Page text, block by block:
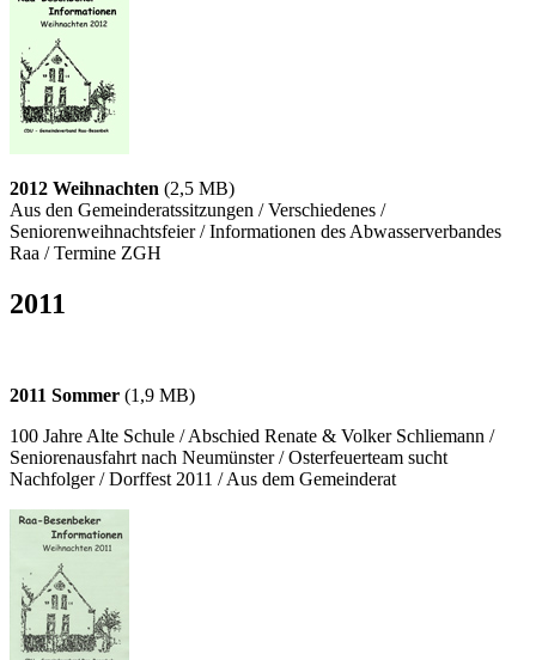
2012 Weihnachten (2,5 MB)
Aus den Gemeinderatssitzungen / Verschiedenes /
Seniorenweihnachtsfeier / Informationen des Abwasserverbandes
Raa / Termine ZGH
2011
2011 Sommer (1,9 MB)
100 Jahre Alte Schule / Abschied Renate & Volker Schliemann /
Seniorenausfahrt nach Neumünster / Osterfeuerteam sucht
Nachfolger / Dorffest 2011 / Aus dem Gemeinderat